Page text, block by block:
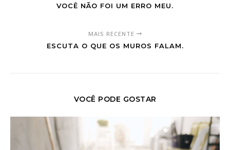
VOCÊ NÃO FOI UM ERRO MEU.
MAIS RECENTE
ESCUTA O QUE OS MUROS FALAM.
VOCÊ PODE GOSTAR